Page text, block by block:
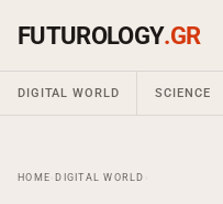
FUTUROLOGY.GR
DIGITAL WORLD SCIENCE
HOME DIGITAL WORLD